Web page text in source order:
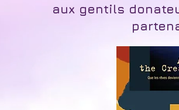
aux gentils